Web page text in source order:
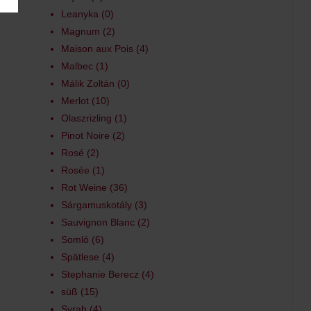
Leanyka
0
Magnum
2
Maison aux Pois 4
Malbec
1
Málik Zoltán
0
Merlot
10
Olaszrizling
1
Pinot Noire
2
Rosé
2
Rosée
1
Rot Weine
36
Sárgamuskotály
3
Sauvignon Blanc
2
Somló
6
Spätlese
4
Stephanie Berecz
4
süß
15